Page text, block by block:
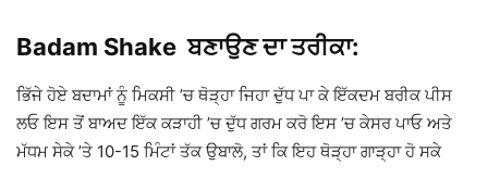
Badam Shake ਬਣਾਉਣ ਦਾ ਤਰੀਕਾ:
ਭਿੱਜੇ ਹੋਏ ਬਦਾਮਾਂ ਨੂੰ ਮਿਕਸੀ ’ਚ ਥੋੜ੍ਹਾ ਜਿਹਾ ਦੁੱਧ ਪਾ ਕੇ ਇੱਕਦਮ ਬਰੀਕ ਪੀਸ
ਲਓ ਇਸ ਤੋਂ ਬਾਅਦ ਇੱਕ ਕੜਾਹੀ ’ਚ ਦੁੱਧ ਗਰਮ ਕਰੋ ਇਸ ’ਚ ਕੇਸਰ ਪਾਓ ਅਤੇ
ਮੱਧਮ ਸੇਕੇ ’ਤੇ 10-15 ਮਿੰਟਾਂ ਤੱਕ ਉਬਾਲੋ, ਤਾਂ ਕਿ ਇਹ ਥੋੜ੍ਹਾ ਗਾੜ੍ਹਾ ਹੋ ਸਕੇ